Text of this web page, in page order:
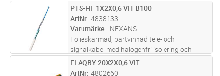
inom- och utomhus, även i mark i slang/rör.
Uppfyller brandkrav enligt CPR klass
Dcas2d2a2.
M Lägg i kundvagn
PTS-HF 1X2X0,6 VIT B100
ArtNr 4838133
Varumärke
NEXANS
Folieskärmad, partvinnad tele- och
signalkabel med halogenfri isolering och
mantel. Används i tele- och
signalanläggningar där skärmad kabel
M Lägg i kundvagn
ELAQBY 20X2X0,6 VIT
ArtNr 4802660